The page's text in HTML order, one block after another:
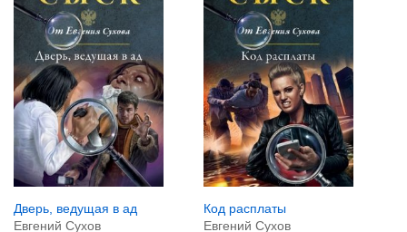
Дверь, ведущая в ад
Евгений Сухов
Код расплаты
Евгений Сухов